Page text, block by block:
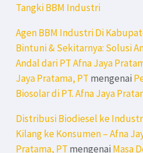
Tangki BBM Industri
Agen BBM Industri Di
Bintuni & Sekitarnya: Solusi
Andal dari PT Afna Jaya
Jaya Pratama, PT mengenai
Biosolar di PT. Afna Jaya
Distribusi Biodiesel ke
Kilang ke Konsumen – Afna
Pratama, PT mengenai Masa